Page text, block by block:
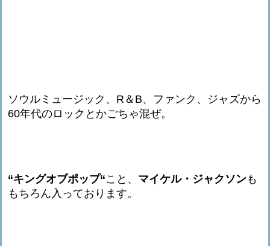
ソウルミュージック、R＆B、ファンク、ジャズから
60年代のロックとかごちゃ混ぜ。
“キングオブポップ“こと、 マイケル・ジャクソンも
もちろん入っております。